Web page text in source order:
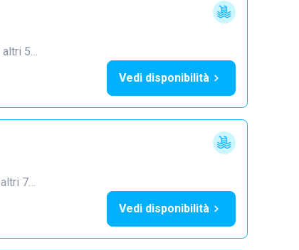
altri 5…
Vedi disponibilità
7…
Vedi disponibilità